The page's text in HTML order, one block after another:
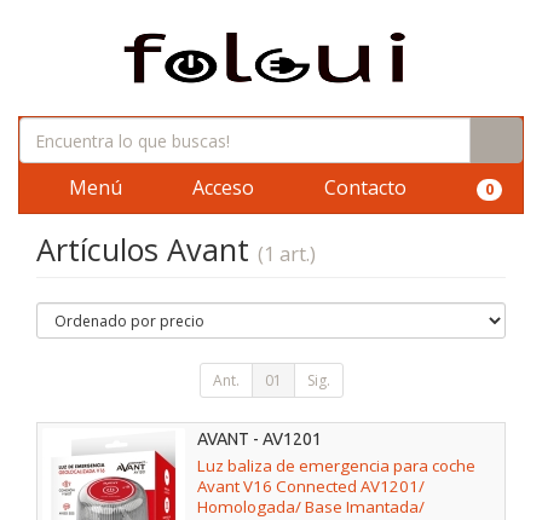
Menú Acceso Contacto 0
Artículos Avant (1 art.)
Ant. 01 Sig.
AVANT - AV1201
Luz baliza de emergencia para coche
Avant V16 Connected AV1201/
Homologada/ Base Imantada/